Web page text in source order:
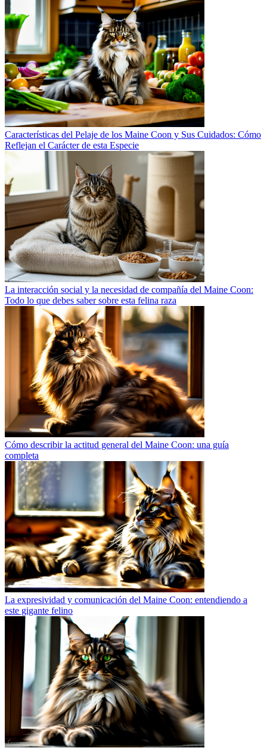
Características del Pelaje de los Maine Coon y Sus Cuidados: Cómo
Reflejan el Carácter de esta Especie
La interacción social y la necesidad de compañía del Maine Coon:
Todo lo que debes saber sobre esta felina raza
Cómo describir la actitud general del Maine Coon: una guía
completa
La expresividad y comunicación del Maine Coon: entendiendo a
este gigante felino